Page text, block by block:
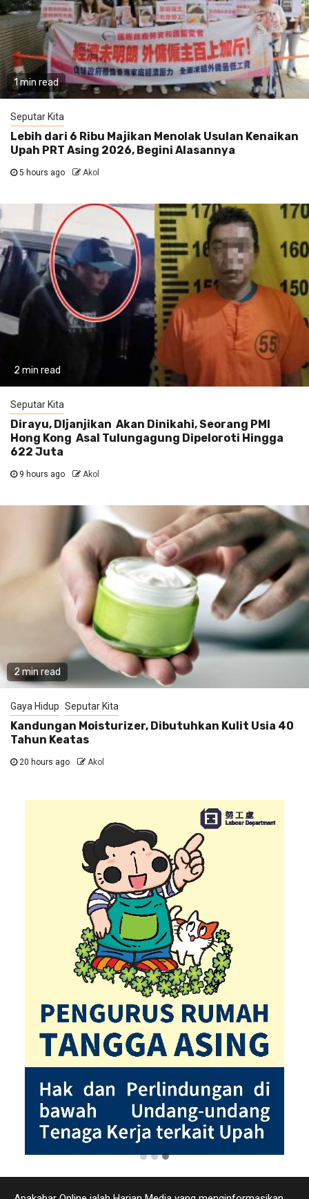
1 min read
Seputar Kita
Lebih dari 6 Ribu Majikan Menolak Usulan Kenaikan
Upah PRT Asing 2026, Begini Alasannya
5 hours ago Akol
2 min read
Seputar Kita
Dirayu, DIjanjikan Akan Dinikahi, Seorang PMI
Hong Kong Asal Tulungagung Dipeloroti Hingga
622 Juta
9 hours ago Akol
2 min read
Gaya Hidup Seputar Kita
Kandungan Moisturizer, Dibutuhkan Kulit Usia 40
Tahun Keatas
20 hours ago Akol